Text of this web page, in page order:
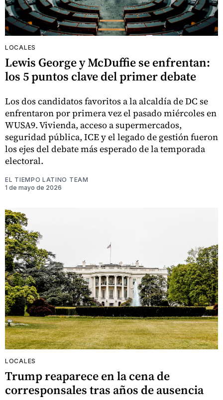
LOCALES
Lewis George y McDuffie se enfrentan:
los 5 puntos clave del primer debate
Los dos candidatos favoritos a la alcaldía de DC se
enfrentaron por primera vez el pasado miércoles en
WUSA9. Vivienda, acceso a supermercados,
seguridad pública, ICE y el legado de gestión fueron
los ejes del debate más esperado de la temporada
electoral.
EL TIEMPO LATINO TEAM
1 de mayo de 2026
LOCALES
Trump reaparece en la cena de
corresponsales tras años de ausencia